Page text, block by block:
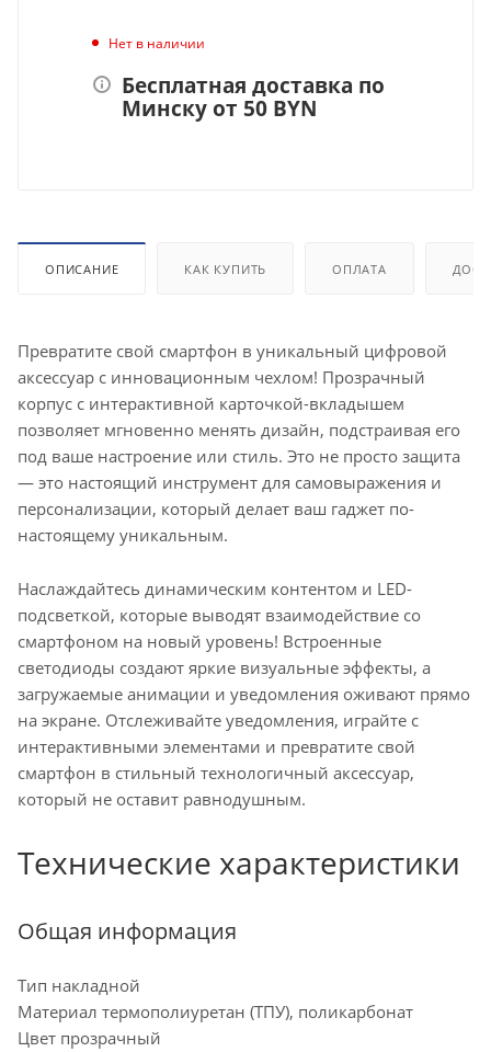
Нет в наличии
Бесплатная доставка по
Минску от 50 BYN
ОПИСАНИЕ КАК КУПИТЬ ОПЛАТА
Превратите свой смартфон в уникальный цифровой
аксессуар с инновационным чехлом! Прозрачный
корпус с интерактивной карточкой-вкладышем
позволяет мгновенно менять дизайн, подстраивая его
под ваше настроение или стиль. Это не просто защита
— это настоящий инструмент для самовыражения и
персонализации, который делает ваш гаджет по-
настоящему уникальным.
Наслаждайтесь динамическим контентом и LED-
подсветкой, которые выводят взаимодействие со
смартфоном на новый уровень! Встроенные
светодиоды создают яркие визуальные эффекты, а
загружаемые анимации и уведомления оживают прямо
на экране. Отслеживайте уведомления, играйте с
интерактивными элементами и превратите свой
смартфон в стильный технологичный аксессуар,
который не оставит равнодушным.
Технические характеристики
Общая информация
Тип накладной
Материал термополиуретан (ТПУ), поликарбонат
Цвет прозрачный